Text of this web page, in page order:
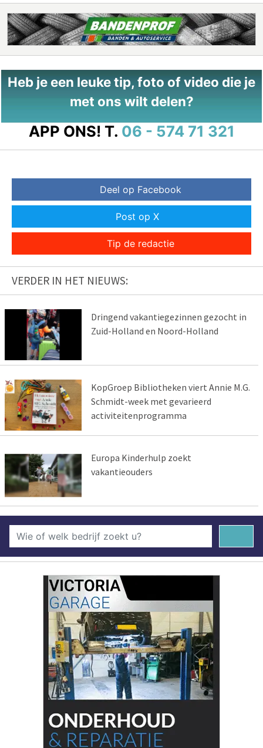
Heb je een leuke tip, foto of video die je
met ons wilt delen?
APP ONS! T. 06 - 574 71 321
Deel op Facebook
Post op X
Tip de redactie
VERDER IN HET NIEUWS:
Dringend vakantiegezinnen gezocht in
Zuid-Holland en Noord-Holland
KopGroep Bibliotheken viert Annie M.G.
Schmidt-week met gevarieerd
activiteitenprogramma
Europa Kinderhulp zoekt
vakantieouders